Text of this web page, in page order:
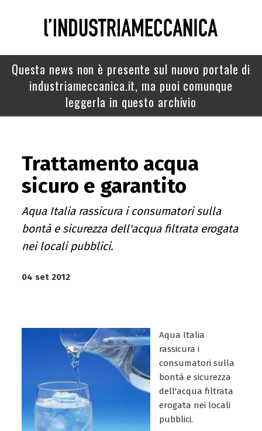
Questa news non è presente sul nuovo portale di
industriameccanica.it, ma puoi comunque
leggerla in questo archivio
Trattamento acqua
sicuro e garantito
Aqua Italia rassicura i consumatori sulla
bontà e sicurezza dell'acqua filtrata erogata
nei locali pubblici.
04 set 2012
Aqua Italia
rassicura i
consumatori sulla
bontà e sicurezza
dell'acqua filtrata
erogata nei locali
pubblici.